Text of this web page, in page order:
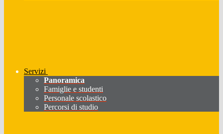
Servizi
Panoramica
Famiglie e studenti
Personale scolastico
Percorsi di studio